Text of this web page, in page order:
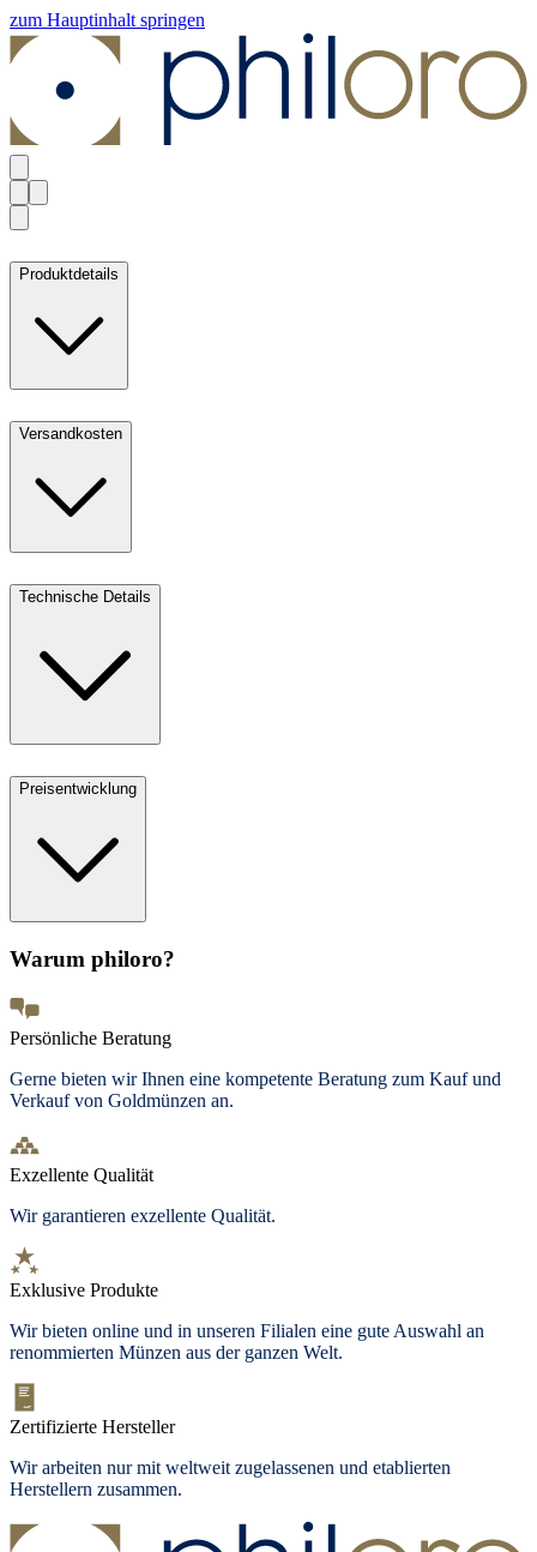
zum Hauptinhalt springen
Produktdetails
Versandkosten
Technische Details
Preisentwicklung
Warum philoro?
Persönliche Beratung
Gerne bieten wir Ihnen eine kompetente Beratung zum Kauf und
Verkauf von Goldmünzen an.
Exzellente Qualität
Wir garantieren exzellente Qualität.
Exklusive Produkte
Wir bieten online und in unseren Filialen eine gute Auswahl an
renommierten Münzen aus der ganzen Welt.
Zertifizierte Hersteller
Wir arbeiten nur mit weltweit zugelassenen und etablierten
Herstellern zusammen.